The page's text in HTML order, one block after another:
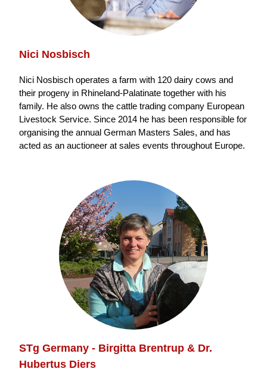
Nici Nosbisch
Nici Nosbisch operates a farm with 120 dairy cows and
their progeny in Rhineland-Palatinate together with his
family. He also owns the cattle trading company European
Livestock Service. Since 2014 he has been responsible for
organising the annual German Masters Sales, and has
acted as an auctioneer at sales events throughout Europe.
STg Germany - Birgitta Brentrup & Dr.
Hubertus Diers